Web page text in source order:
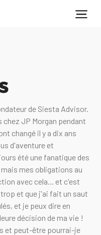
de Siesta Advisor.
JP Morgan pendant
changé il y a dix ans
d'aventure et
été une fanatique des
mes obligations au
avec cela... et c'est
et que j'ai fait un saut
et je peux dire en
décision de ma vie !
et peut-être pourrai-je